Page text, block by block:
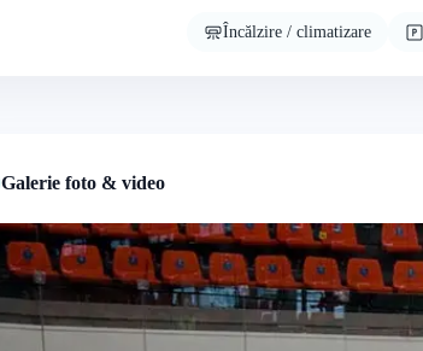
Încălzire / climatizare
Galerie foto & video